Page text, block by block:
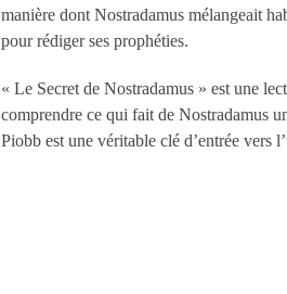
manière dont Nostradamus mélangeait
pour rédiger ses prophéties.
« Le Secret de Nostradamus » est une
comprendre ce qui fait de Nostradamus
Piobb est une véritable clé d’entrée vers